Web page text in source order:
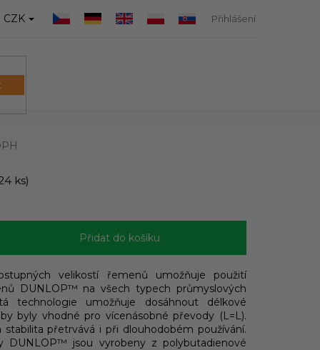
CZK Přihlášení
ks)
Přidat do košíku
velikostí řemenů umožňuje použití
DUNLOP™ na všech typech průmyslových
technologie umožňuje dosáhnout délkové
byly vhodné pro vícenásobné převody (L=L).
stabilita přetrvává i při dlouhodobém používání.
DUNLOP™ jsou vyrobeny z polybutadienové